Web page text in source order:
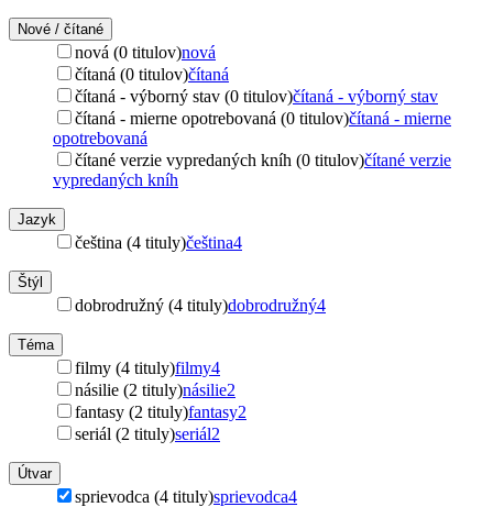
Nové / čítané
nová (0 titulov)nová
čítaná (0 titulov)čítaná
čítaná - výborný stav (0 titulov)čítaná - výborný stav
čítaná - mierne opotrebovaná (0 titulov)čítaná - mierne
opotrebovaná
čítané verzie vypredaných kníh (0 titulov)čítané verzie
vypredaných kníh
Jazyk
čeština (4 tituly)čeština4
Štýl
dobrodružný (4 tituly)dobrodružný4
Téma
filmy (4 tituly)filmy4
násilie (2 tituly)násilie2
fantasy (2 tituly)fantasy2
seriál (2 tituly)seriál2
Útvar
sprievodca (4 tituly)sprievodca4